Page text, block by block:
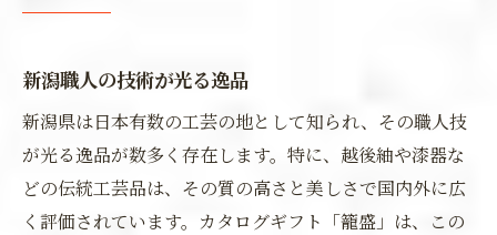
新潟職人の技術が光る逸品
新潟県は日本有数の工芸の地として知られ、その職人技
が光る逸品が数多く存在します。特に、越後紬や漆器な
どの伝統工芸品は、その質の高さと美しさで国内外に広
く評価されています。カタログギフト「籠盛」は、この